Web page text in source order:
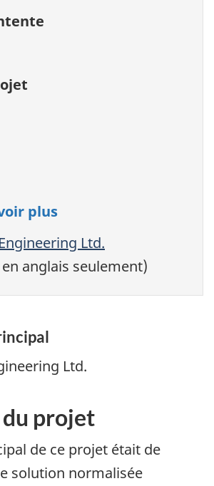
plus
Ltd.
anglais seulement)
Ltd.
projet
de ce projet était de
solution normalisée